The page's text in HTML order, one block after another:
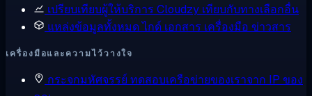
เปรียบเทียบผู้ให้บริการ Cloudzy เทียบกับทางเลือกอื่น
แหล่งข้อมูลทั้งหมดไกด์ เอกสาร เครื่องมือ ข่าวสาร
เครื่องมือและความไว้วางใจ
กระจกมหัศจรรย์ ทดสอบเครือข่ายของเราจาก IP ของ